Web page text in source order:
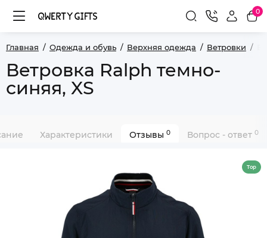
0
Главная Одежда и обувь Верхняя одежда Ветровки
Ветровка Ralph темно-
синяя, XS
Характеристики Отзывы 0 Вопрос - ответ 0
Top